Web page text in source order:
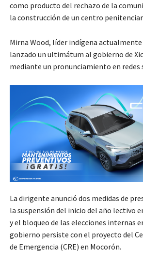
como producto del rechazo de la
la construcción de un centro
Mirna Wood, líder indígena
lanzado un ultimátum al gobierno de
mediante un pronunciamiento en redes
La dirigente anunció dos medidas de
la suspensión del inicio del año lectivo
y el bloqueo de las elecciones internas
gobierno persiste con el proyecto del
de Emergencia (CRE) en Mocorón.